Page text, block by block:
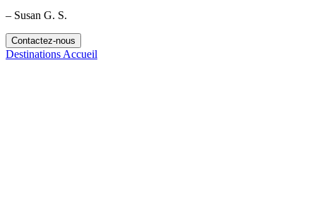
– Susan G. S.
Contactez-nous
Destinations Accueil